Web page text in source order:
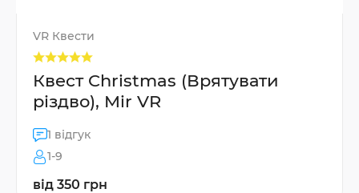
VR Квести
Квест Christmas (Врятувати
різдво), Mir VR
1 відгук
1-9
від 350 грн